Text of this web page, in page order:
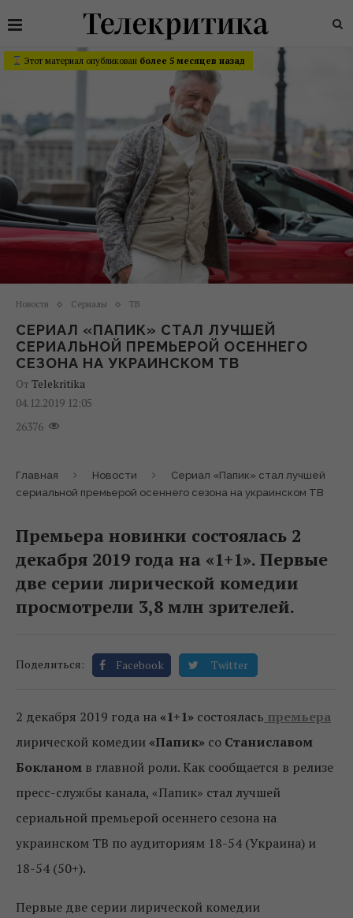
Этот материал опубликован более 5 месяцев назад
Новости Сериалы ТВ
СЕРИАЛ «ПАПИК» СТАЛ ЛУЧШЕЙ
СЕРИАЛЬНОЙ ПРЕМЬЕРОЙ ОСЕННЕГО
СЕЗОНА НА УКРАИНСКОМ ТВ
От Telekritika
04.12.2019 12:05
26376
Главная Новости
Сериал «Папик» стал лучшей
сериальной премьерой осеннего сезона на украинском ТВ
Премьера новинки состоялась 2
декабря 2019 года на «1+1». Первые
две серии лирической комедии
просмотрели 3,8 млн зрителей.
Поделиться: Facebook Twitter
2 декабря 2019 года на «1+1» состоялась премьера
лирической комедии «Папик» со Станиславом
Бокланом в главной роли. Как сообщается в релизе
пресс-службы канала, «Папик» стал лучшей
сериальной премьерой осеннего сезона на
украинском ТВ по аудиториям 18-54 (Украина) и
18-54 (50+).
Первые две серии лирической комедии